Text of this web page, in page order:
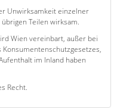
Unwirksamkeit einzelner
Teilen wirksam.
Wien vereinbart, außer bei
Konsumentenschutzgesetzes,
im Inland haben
Recht.